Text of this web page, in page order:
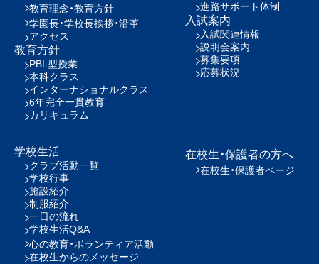
教育理念・教育方針
学園長・学校長挨拶・沿革
アクセス
教育方針
PBL型授業
本科クラス
インターナショナルクラス
6年完全一貫教育
カリキュラム
学校生活
クラブ活動一覧
学校行事
施設紹介
制服紹介
一日の流れ
学校生活Q&A
心の教育・ボランティア活動
在校生からのメッセージ
進路サポート体制
入試案内
入試関連情報
説明会案内
募集要項
応募状況
在校生・保護者の方へ
在校生・保護者ページ